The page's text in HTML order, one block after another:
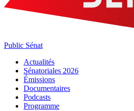
Public Sénat
Actualités
Sénatoriales 2026
Émissions
Documentaires
Podcasts
Programme